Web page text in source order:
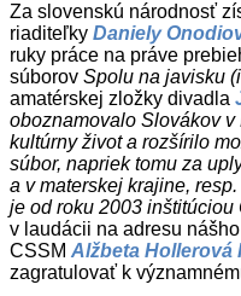
Za slovenskú národnosť
riaditeľky Daniely
ruky práce na práve
súborov Spolu na javisku
amatérskej zložky divadla
oboznamovalo Slovákov
kultúrny život a rozšírilo
súbor, napriek tomu za
a v materskej krajine,
je od roku 2003 inštitúciou
v laudácii na adresu
CSSM Alžbeta Hollerová
zagratulovať k